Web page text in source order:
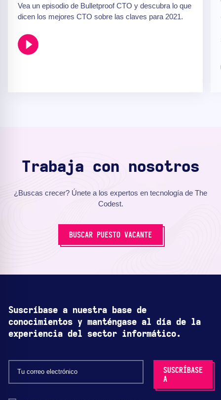
Vea un episodio de Bulletproof CTO y descubra lo que
dicen los mejores CTO sobre las claves para 2021.
Trabaja con nosotros
¿Buscas crecer? Únete a los expertos en tecnología de The
Codest.
BUSCAR PUESTO VACANTE
Suscríbase a nuestra base de
conocimientos y manténgase al día de la
experiencia del sector informático.